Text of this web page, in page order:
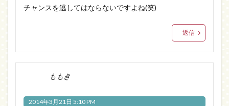
チャンスを逃してはならないですよね(笑)
返信
ももき
2014年3月21日 5:10 PM